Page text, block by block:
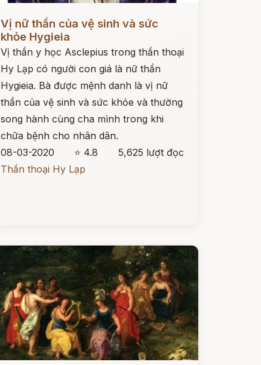
Vị nữ thần của vệ sinh và sức
khỏe Hygieia
Vị thần y học Asclepius trong thần thoại
Hy Lạp có người con giá là nữ thần
Hygieia. Bà được mệnh danh là vị nữ
thần của vệ sinh và sức khỏe và thường
song hành cùng cha mình trong khi
chữa bệnh cho nhân dân.
08-03-2020
⭐ 4.8
5,625 lượt đọc
Thần thoại Hy Lạp